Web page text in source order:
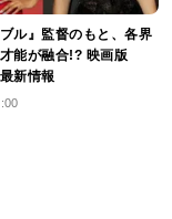
ル』監督のもと、各界
能が融合!? 映画版
新情報